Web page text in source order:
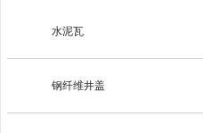
水泥瓦
钢纤维井盖